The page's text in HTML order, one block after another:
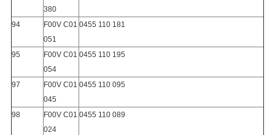
380
94
F00V C01
051
0455 110 181
95
F00V C01
054
0455 110 195
97
F00V C01
045
0455 110 095
98
F00V C01
024
0455 110 089